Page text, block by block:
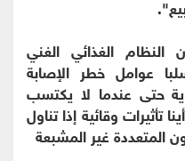
الغذائي الغني
عوامل خطر الإصابة
حتى عندما لا يكتسب
تأثيرات وقائية إذا تناول
المتعددة غير المشبعة